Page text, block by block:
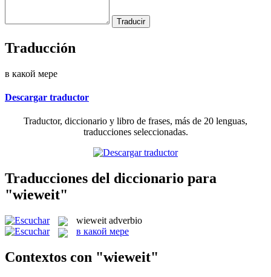
Traducción
в какой мере
Descargar traductor
Traductor, diccionario y libro de frases, más de 20 lenguas,
traducciones seleccionadas.
Traducciones del diccionario para
"wieweit"
wieweit adverbio
в какой мере
Contextos con "wieweit"